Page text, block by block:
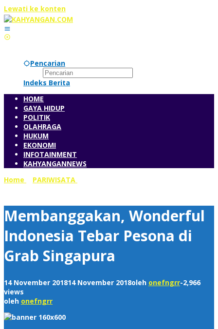
Lewati ke konten
Pencarian
Indeks Berita
HOME
GAYA HIDUP
POLITIK
OLAHRAGA
HUKUM
EKONOMI
INFOTAINMENT
KAHYANGANNEWS
Home
PARIWISATA
Membanggakan, Wonderful
Indonesia Tebar Pesona di
Grab Singapura
14 November 201814 November 2018oleh onefngrr-2,966
views
oleh onefngrr